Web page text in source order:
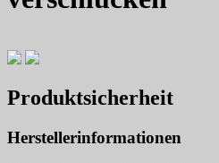
Produktsicherheit
Herstellerinformationen